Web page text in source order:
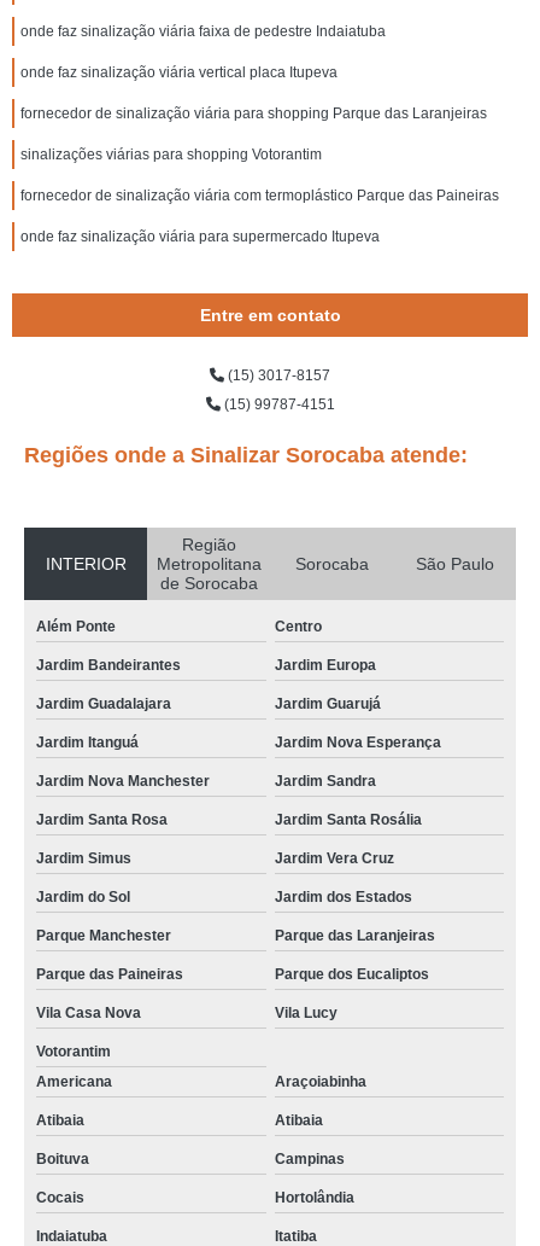
onde faz sinalização viária faixa de pedestre Indaiatuba
onde faz sinalização viária vertical placa Itupeva
fornecedor de sinalização viária para shopping Parque das Laranjeiras
sinalizações viárias para shopping Votorantim
fornecedor de sinalização viária com termoplástico Parque das Paineiras
onde faz sinalização viária para supermercado Itupeva
Entre em contato
(15) 3017-8157
(15) 99787-4151
Regiões onde a Sinalizar Sorocaba atende:
INTERIOR
Região
Metropolitana
de Sorocaba
Sorocaba São Paulo
Além Ponte Centro
Jardim Bandeirantes Jardim Europa
Jardim Guadalajara Jardim Guarujá
Jardim Itanguá Jardim Nova Esperança
Jardim Nova Manchester Jardim Sandra
Jardim Santa Rosa Jardim Santa Rosália
Jardim Simus Jardim Vera Cruz
Jardim do Sol Jardim dos Estados
Parque Manchester Parque das Laranjeiras
Parque das Paineiras Parque dos Eucaliptos
Vila Casa Nova Vila Lucy
Votorantim
Americana
Araçoiabinha
Atibaia Atibaia
Boituva Campinas
Cocais Hortolândia
Indaiatuba Itatiba